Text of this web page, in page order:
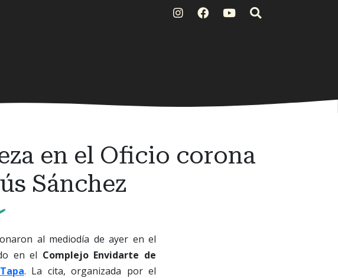
en el Oficio corona
Sánchez
al mediodía de ayer en el
en el Complejo Envidarte de
. La cita, organizada por el